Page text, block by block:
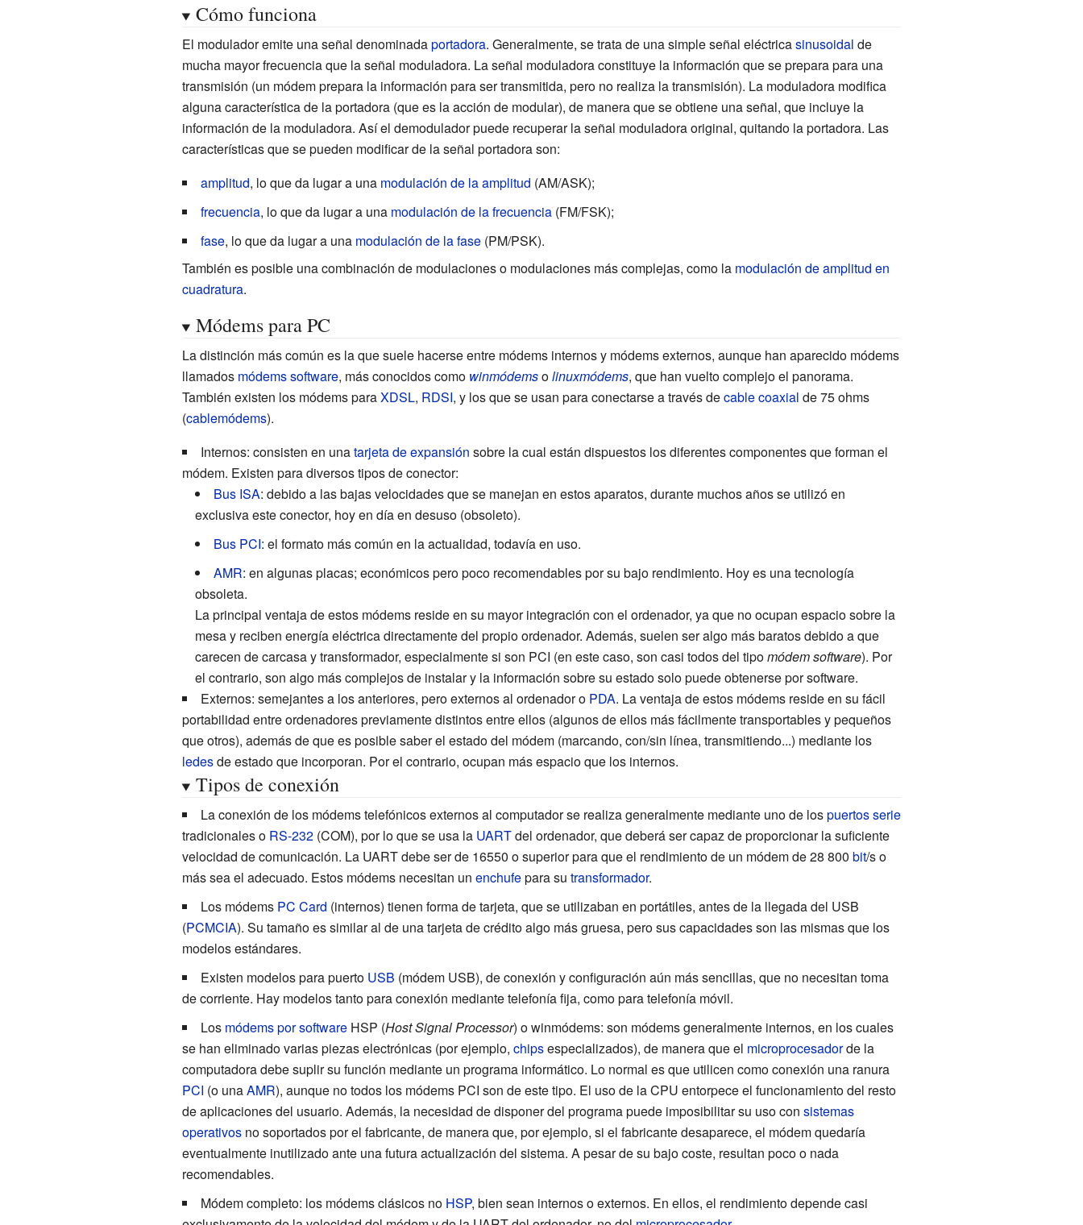
Cómo funciona
El modulador emite una señal denominadaportadora. Generalmente, se trata de una simple señal eléctricasinusoidal de
mucha mayor frecuencia que la señal moduladora. La señal moduladora constituye la información que se prepara para una
transmisión (un módem prepara la información para ser transmitida, pero no realiza la transmisión). La moduladora modifica
alguna característica de la portadora (que es la acción de modular), de manera que se obtiene una señal, que incluye la
información de la moduladora. Así el demodulador puede recuperar la señal moduladora original, quitando la portadora. Las
características que se pueden modificar de la señal portadora son:
amplitud, lo que da lugar a una modulación de la amplitud (AM/ASK);
frecuencia, lo que da lugar a una modulación de la frecuencia(FM/FSK);
fase, lo que da lugar a una modulación de la fase(PM/PSK).
También es posible una combinación de modulaciones o modulaciones más complejas, como la modulación de amplitud en
cuadratura.
Módems para PC
La distinción más común es la que suele hacerse entre módems internos y módems externos, aunque han aparecido módems
llamados módems software, más conocidos como winmódemsolinuxmódems, que han vuelto complejo el panorama.
También existen los módems paraXDSL, RDSI, y los que se usan para conectarse a través decable coaxial de 75 ohms
(cablemódems).
Internos: consisten en unatarjeta de expansión sobre la cual están dispuestos los diferentes componentes que forman el
módem. Existen para diversos tipos de conector:
Bus ISA: debido a las bajas velocidades que se manejan en estos aparatos, durante muchos años se utilizó en
exclusiva este conector, hoy en día en desuso (obsoleto).
Bus PCI: el formato más común en la actualidad, todavía en uso.
AMR: en algunas placas; económicos pero poco recomendables por su bajo rendimiento. Hoy es una tecnología
obsoleta.
La principal ventaja de estos módems reside en su mayor integración con el ordenador, ya que no ocupan espacio sobre la
mesa y reciben energía eléctrica directamente del propio ordenador. Además, suelen ser algo más baratos debido a que
carecen de carcasa y transformador, especialmente si son PCI (en este caso, son casi todos del tipomódem software). Por
el contrario, son algo más complejos de instalar y la información sobre su estado solo puede obtenerse por software.
Externos: semejantes a los anteriores, pero externos al ordenador o PDA. La ventaja de estos módems reside en su fácil
portabilidad entre ordenadores previamente distintos entre ellos (algunos de ellos más fácilmente transportables y pequeños
que otros), además de que es posible saber el estado del módem (marcando, con/sin línea, transmitiendo...) mediante los
ledesde estado que incorporan. Por el contrario, ocupan más espacio que los internos.
Tipos de conexión
La conexión de los módems telefónicos externos al computador se realiza generalmente mediante uno de lospuertos serie
tradicionales o RS-232(COM), por lo que se usa la UARTdel ordenador, que deberá ser capaz de proporcionar la suficiente
velocidad de comunicación. La UART debe ser de 16550 o superior para que el rendimiento de un módem de 28 800 bit/s o
más sea el adecuado. Estos módems necesitan un enchufepara su transformador.
Los módems PC Card (internos) tienen forma de tarjeta, que se utilizaban en portátiles, antes de la llegada del USB
(PCMCIA). Su tamaño es similar al de una tarjeta de crédito algo más gruesa, pero sus capacidades son las mismas que los
modelos estándares.
Existen modelos para puerto USB (módem USB), de conexión y configuración aún más sencillas, que no necesitan toma
de corriente. Hay modelos tanto para conexión mediante telefonía fija, como para telefonía móvil.
Los módems por software HSP (Host Signal Processor) o winmódems: son módems generalmente internos, en los cuales
se han eliminado varias piezas electrónicas (por ejemplo, chipsespecializados), de manera que el microprocesadorde la
computadora debe suplir su función mediante un programa informático. Lo normal es que utilicen como conexión una ranura
PCI (o unaAMR), aunque no todos los módems PCI son de este tipo. El uso de la CPU entorpece el funcionamiento del resto
de aplicaciones del usuario. Además, la necesidad de disponer del programa puede imposibilitar su uso con sistemas
operativosno soportados por el fabricante, de manera que, por ejemplo, si el fabricante desaparece, el módem quedaría
eventualmente inutilizado ante una futura actualización del sistema. A pesar de su bajo coste, resultan poco o nada
recomendables.
Módem completo: los módems clásicos no HSP, bien sean internos o externos. En ellos, el rendimiento depende casi